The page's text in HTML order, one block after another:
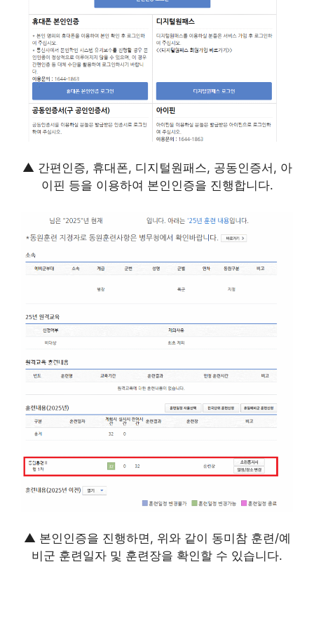
▲ 간편인증, 휴대폰, 디지털원패스, 공동인증서, 아
이핀 등을 이용하여 본인인증을 진행합니다.
▲ 본인인증을 진행하면, 위와 같이 동미참 훈련/예
비군 훈련일자 및 훈련장을 확인할 수 있습니다.